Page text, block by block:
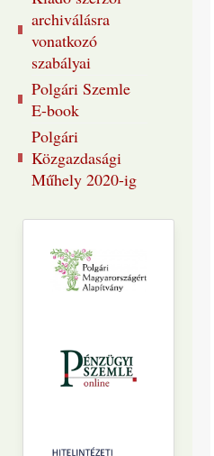
archiválásra
vonatkozó
szabályai
Polgári Szemle
E-book
Polgári
Közgazdasági
Műhely 2020-ig